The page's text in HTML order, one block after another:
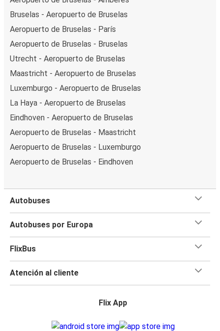
Bruselas - Aeropuerto de Bruselas
Aeropuerto de Bruselas - París
Aeropuerto de Bruselas - Bruselas
Utrecht - Aeropuerto de Bruselas
Maastricht - Aeropuerto de Bruselas
Luxemburgo - Aeropuerto de Bruselas
La Haya - Aeropuerto de Bruselas
Eindhoven - Aeropuerto de Bruselas
Aeropuerto de Bruselas - Maastricht
Aeropuerto de Bruselas - Luxemburgo
Aeropuerto de Bruselas - Eindhoven
Autobuses
Autobuses por Europa
FlixBus
Atención al cliente
Flix App